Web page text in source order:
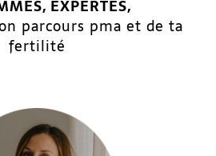
EXPERTES,
parcours pma et de ta
fertilité